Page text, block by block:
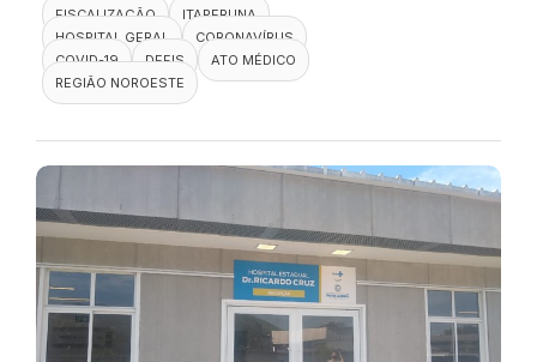
FISCALIZAÇÃO
ITAPERUNA
HOSPITAL GERAL
CORONAVÍRUS
COVID-19
DEFIS
ATO MÉDICO
REGIÃO NOROESTE